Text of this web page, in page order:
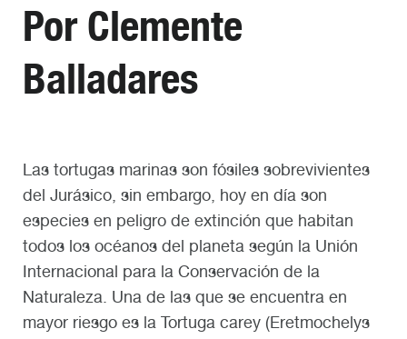
Por Clemente
Balladares
Las tortugas marinas son fósiles sobrevivientes
del Jurásico, sin embargo, hoy en día son
especies en peligro de extinción que habitan
todos los océanos del planeta según la Unión
Internacional para la Conservación de la
Naturaleza. Una de las que se encuentra en
mayor riesgo es la Tortuga carey (Eretmochelys